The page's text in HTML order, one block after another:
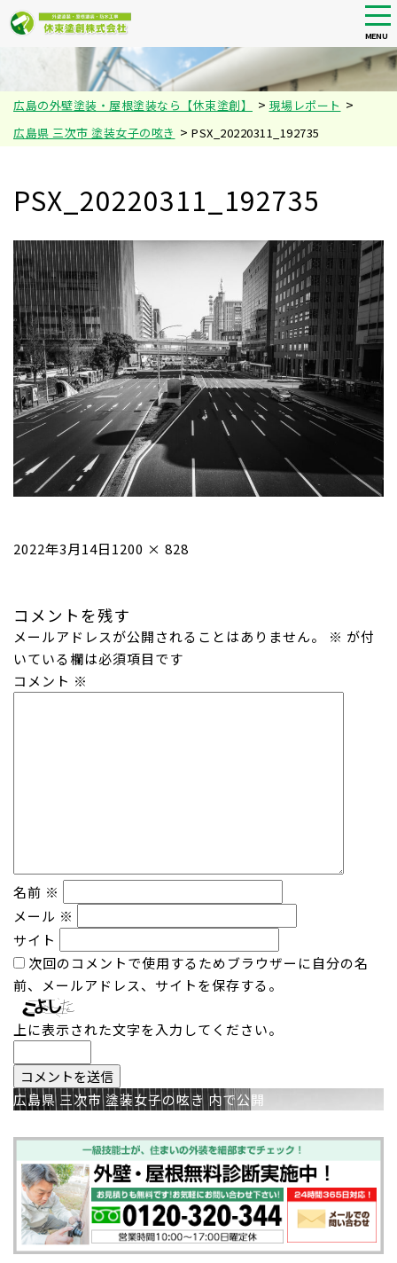
main
content
MENU
広島の外壁塗装・屋根塗装なら【休束塗創】 > 現場レポート >
広島県 三次市 塗装女子の呟き > PSX_20220311_192735
PSX_20220311_192735
投
2022年3月14日フ
イ
ズ
1200 × 828
コメントを残す
メールアドレスが公開されることはありません。 ※ が付
いている欄は必須項目です
コメント ※
名前 ※
メール ※
サイト
次回のコメントで使用するためブラウザーに自分の名
前、メールアドレス、サイトを保存する。
上に表示された文字を入力してください。
投
稿
ナ
ビ
ゲ
広島県 三次市 塗装女子の呟き 内で公開